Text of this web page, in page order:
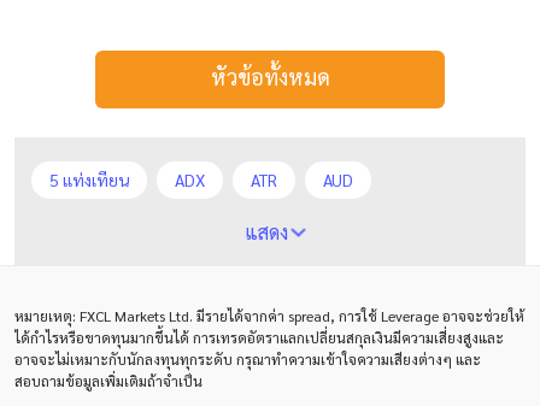
หัวข้อทั้งหมด
5 แท่งเทียน ADX ATR AUD
Average True Range
CAD CHF COVID-19 CPI Charles Dow
Cherry Blossom Chinese Yuan
แสดง
หมายเหตุ: FXCL Markets Ltd. มีรายได้จากค่า spread, การใช้ Leverageอาจจะช่วยให้
ได้กำไรหรือขาดทุนมากขึ้นได้ การเทรดอัตราแลกเปลี่ยนสกุลเงินมีความเสี่ยงสูงและ
อาจจะไม่เหมาะกับนักลงทุนทุกระดับ กรุณาทำความเข้าใจความเสียงต่างๆ และ
สอบถามข้อมูลเพิ่มเติมถ้าจำเป็น